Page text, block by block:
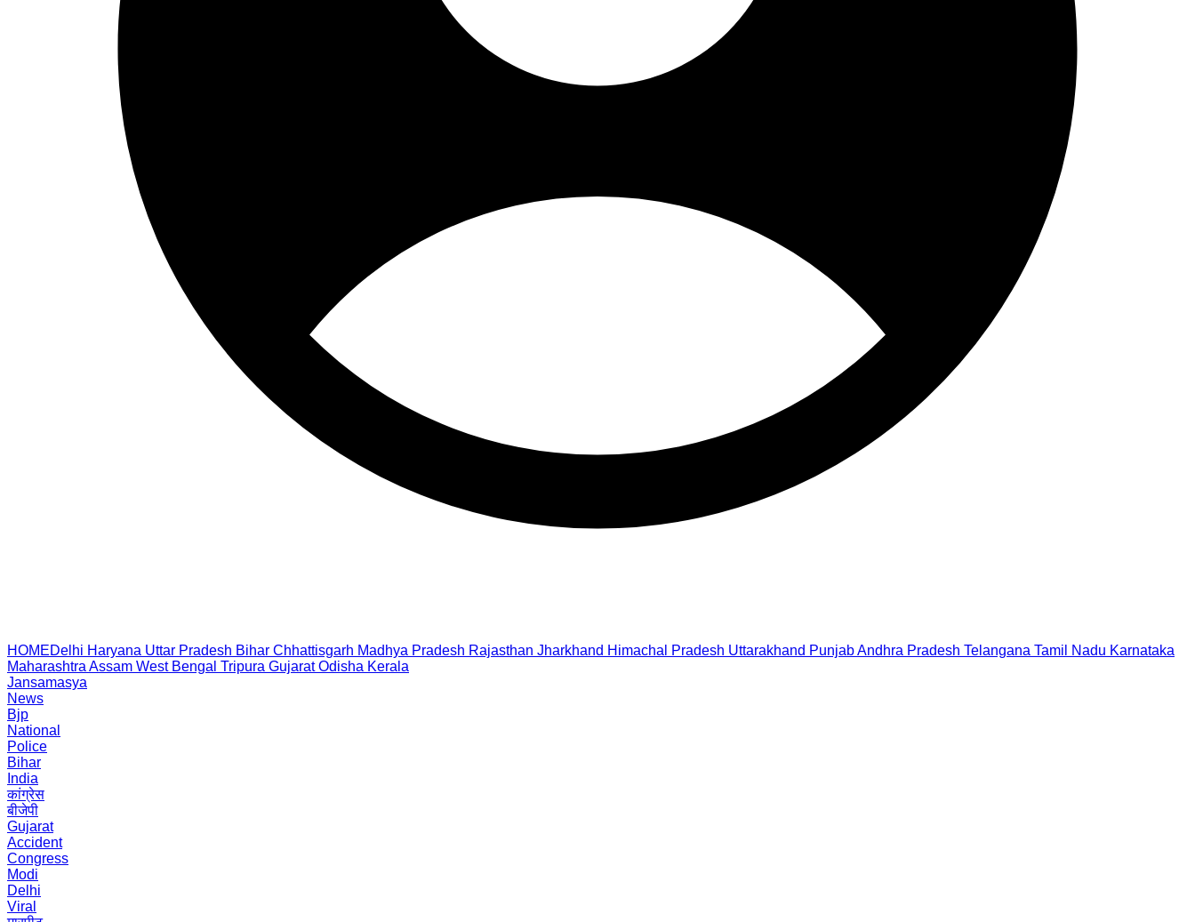
HOMEDelhi Haryana Uttar Pradesh Bihar Chhattisgarh Madhya Pradesh Rajasthan Jharkhand Himachal Pradesh Uttarakhand PunjabAndhra Pradesh Telangana Tamil Nadu Karnataka
Maharashtra Assam West Bengal Tripura Gujarat Odisha Kerala
Jansamasya
News
Bjp
National
Police
Bihar
India
कांग्रेस
बीजेपी
Gujarat
Accident
Congress
Modi
Delhi
Viral